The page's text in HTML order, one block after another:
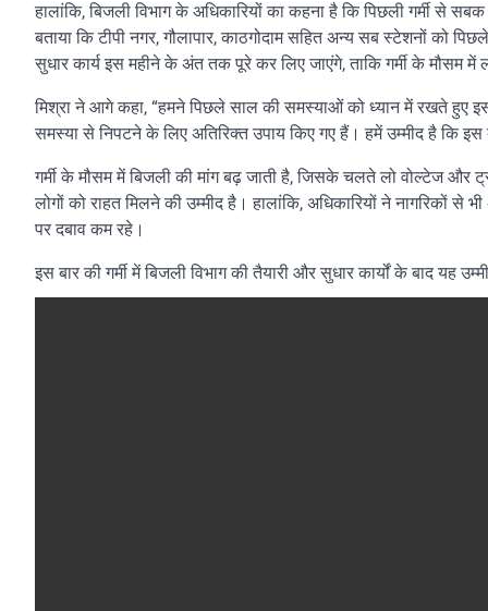
हालांकि, बिजली विभाग के अधिकारियों का कहना है कि पिछली गर्मी से
बताया कि टीपी नगर, गौलापार, काठगोदाम सहित अन्य सब स्टेशनों को
सुधार कार्य इस महीने के अंत तक पूरे कर लिए जाएंगे, ताकि गर्मी के मौसम में
मिश्रा ने आगे कहा, “हमने पिछले साल की समस्याओं को ध्यान में रखते हुए
समस्या से निपटने के लिए अतिरिक्त उपाय किए गए हैं। हमें उम्मीद है कि इस
गर्मी के मौसम में बिजली की मांग बढ़ जाती है, जिसके चलते लो वोल्टेज और
लोगों को राहत मिलने की उम्मीद है। हालांकि, अधिकारियों ने नागरिकों
पर दबाव कम रहे।
इस बार की गर्मी में बिजली विभाग की तैयारी और सुधार कार्यों के बाद यह